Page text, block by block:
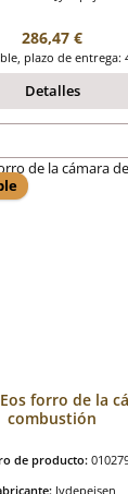
Precio normal:
286,47 €
plazo de entrega:
Detalles
forro de la
combustión
de producto:
Jydepejsen